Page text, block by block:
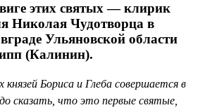
этих святых — клирик
Николая Чудотворца в
Ульяновской области
(Калинин).
Бориса и Глеба совершается в
сказать, что это первые святые,